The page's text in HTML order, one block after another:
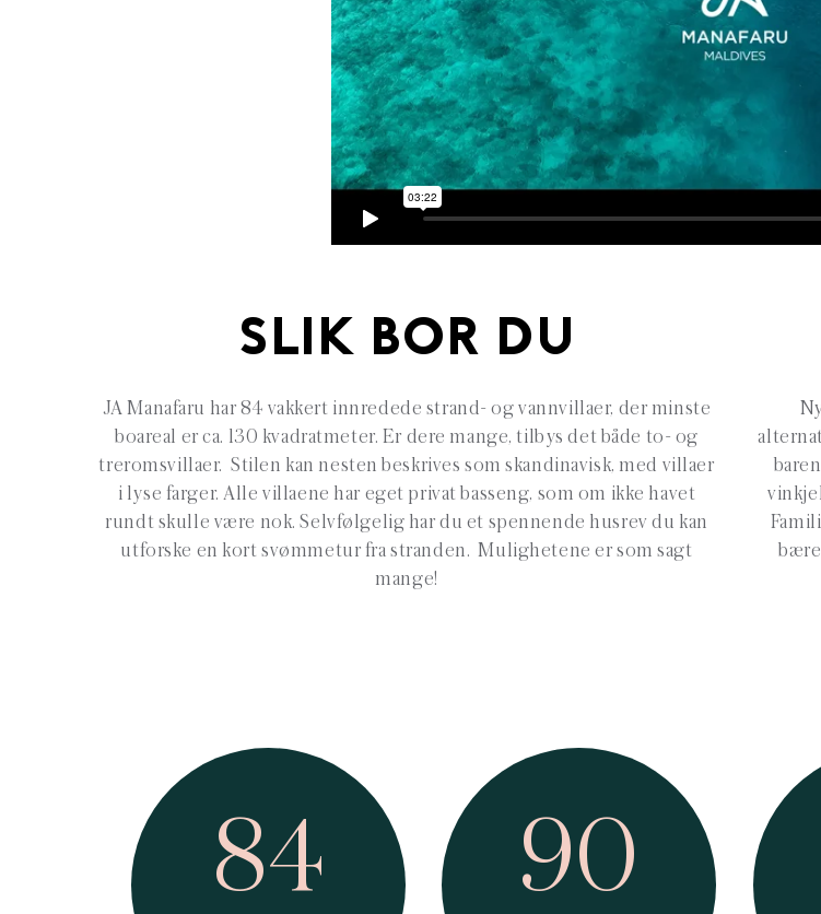
SLIK BOR DU
JA Manafaru har 84 vakkert innredede strand- og vannvillaer, der minste
boareal er ca. 130 kvadratmeter. Er dere mange, tilbys det både to- og
treromsvillaer. Stilen kan nesten beskrives som skandinavisk, med villaer
i lyse farger. Alle villaene har eget privat basseng, som om ikke havet
rundt skulle være nok. Selvfølgelig har du et spennende husrev du kan
utforske en kort svømmetur fra stranden. Mulighetene er som sagt
mange!
84 90